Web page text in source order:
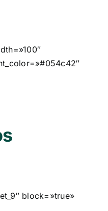
block=»true»